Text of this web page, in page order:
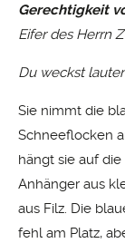
Gerechtigkeit
Eifer des Herrn
Du weckst
Sie nimmt die
Schneeflocken
hängt sie auf
Anhänger aus
aus Filz. Die
fehl am Platz,